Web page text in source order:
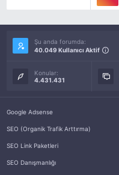
Şu anda forumda:
40.049 Kullanıcı Aktif
Konular:
4.431.431
Google Adsense
SEO (Organik Trafik Arttırma)
SEO Link Paketleri
SEO Danışmanlığı